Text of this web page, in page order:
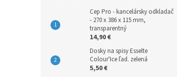
Cep Pro - kancelársky odkladač
- 270 x 386 x 115 mm,
transparentný
14,90 €
Dosky na spisy Esselte
Colour'Ice ľad. zelená
5,50 €